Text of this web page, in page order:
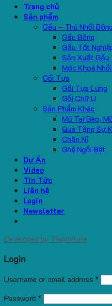
Trang chủ
Sản phẩm
Gấu – Thú Nhồi Bông
Gấu Bông
Gấu Tốt
Sản Xuất Gấu
Móc Khoá
Gối Tựa
Gối Tựa Lưng
Gối Chữ U
Sản Phẩm Khác
Mũ Tai Bèo,
Quà Tặng Sự
Chăn Nỉ
Ghế Ngồi Bệt
Dự Án
Video
Tin Tức
Liên hệ
Login
Newsletter
Developed by Tiepthitute
Login
Username or email address *
Password *